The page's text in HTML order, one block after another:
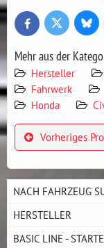
FacebookTwitter
Mehr aus der
Hersteller
Fahrwerk
Honda
Vorheriges
NACH FAHRZEUG
HERSTELLER
BASIC LINE -